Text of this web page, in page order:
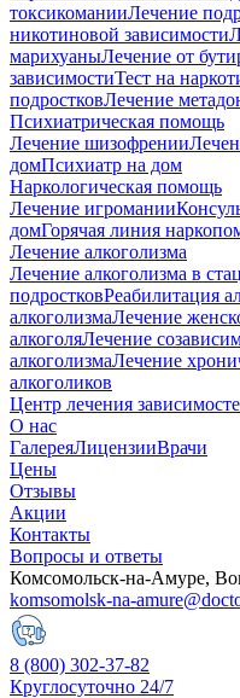
токсикоманииЛечение
никотиновой зависимости
марихуаныЛечение от
зависимостиТест на
подростковЛечение
Психиатрическая помощь
Лечение шизофрении
домПсихиатр на дом
Наркологическая помощь
Лечение игромании
домГорячая линия
Лечение алкоголизма
Лечение алкоголизма в
подростковРеабилитация
алкоголизмаЛечение
алкоголяЛечение
алкоголизмаЛечение
алкоголиков
Центр лечения
О нас
ГалереяЛицензииВрачи
Цены
Отзывы
Акции
Контакты
Вопросы и ответы
Комсомольск-на-Амуре,
komsomolsk-na-
8 (800) 302-37-82
Круглосуточно 24/7